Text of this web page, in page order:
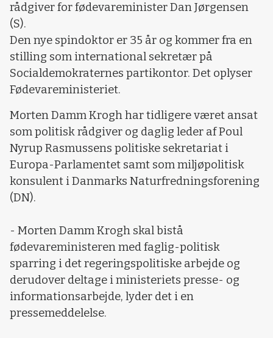
rådgiver for fødevareminister Dan Jørgensen
(S).
Den nye spindoktor er 35 år og kommer fra en
stilling som international sekretær på
Socialdemokraternes partikontor. Det oplyser
Fødevareministeriet.
Morten Damm Krogh har tidligere været ansat
som politisk rådgiver og daglig leder af Poul
Nyrup Rasmussens politiske sekretariat i
Europa-Parlamentet samt som miljøpolitisk
konsulent i Danmarks Naturfredningsforening
(DN).
- Morten Damm Krogh skal bistå
fødevareministeren med faglig-politisk
sparring i det regeringspolitiske arbejde og
derudover deltage i ministeriets presse- og
informationsarbejde, lyder det i en
pressemeddelelse.